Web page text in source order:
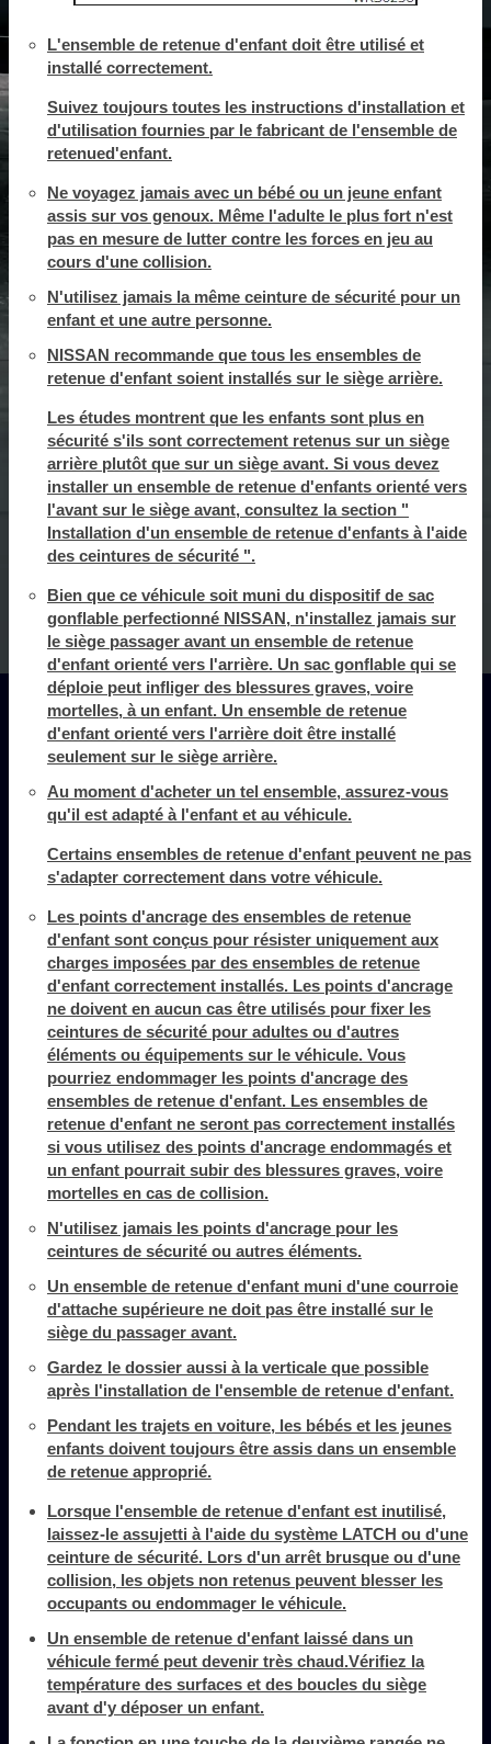
L'ensemble de retenue d'enfant doit être utilisé et
installé correctement.
Suivez toujours toutes les instructions d'installation et
d'utilisation fournies par le fabricant de l'ensemble de
retenued'enfant.
Ne voyagez jamais avec un bébé ou un jeune enfant
assis sur vos genoux. Même l'adulte le plus fort n'est
pas en mesure de lutter contre les forces en jeu au
cours d'une collision.
N'utilisez jamais la même ceinture de sécurité pour un
enfant et une autre personne.
NISSAN recommande que tous les ensembles de
retenue d'enfant soient installés sur le siège arrière.
Les études montrent que les enfants sont plus en
sécurité s'ils sont correctement retenus sur un siège
arrière plutôt que sur un siège avant. Si vous devez
installer un ensemble de retenue d'enfants orienté vers
l'avant sur le siège avant, consultez la section "
Installation d'un ensemble de retenue d'enfants à l'aide
des ceintures de sécurité ".
Bien que ce véhicule soit muni du dispositif de sac
gonflable perfectionné NISSAN, n'installez jamais sur
le siège passager avant un ensemble de retenue
d'enfant orienté vers l'arrière. Un sac gonflable qui se
déploie peut infliger des blessures graves, voire
mortelles, à un enfant. Un ensemble de retenue
d'enfant orienté vers l'arrière doit être installé
seulement sur le siège arrière.
Au moment d'acheter un tel ensemble, assurez-vous
qu'il est adapté à l'enfant et au véhicule.
Certains ensembles de retenue d'enfant peuvent ne pas
s'adapter correctement dans votre véhicule.
Les points d'ancrage des ensembles de retenue
d'enfant sont conçus pour résister uniquement aux
charges imposées par des ensembles de retenue
d'enfant correctement installés. Les points d'ancrage
ne doivent en aucun cas être utilisés pour fixer les
ceintures de sécurité pour adultes ou d'autres
éléments ou équipements sur le véhicule. Vous
pourriez endommager les points d'ancrage des
ensembles de retenue d'enfant. Les ensembles de
retenue d'enfant ne seront pas correctement installés
si vous utilisez des points d'ancrage endommagés et
un enfant pourrait subir des blessures graves, voire
mortelles en cas de collision.
N'utilisez jamais les points d'ancrage pour les
ceintures de sécurité ou autres éléments.
Un ensemble de retenue d'enfant muni d'une courroie
d'attache supérieure ne doit pas être installé sur le
siège du passager avant.
Gardez le dossier aussi à la verticale que possible
après l'installation de l'ensemble de retenue d'enfant.
Pendant les trajets en voiture, les bébés et les jeunes
enfants doivent toujours être assis dans un ensemble
de retenue approprié.
Lorsque l'ensemble de retenue d'enfant est inutilisé,
laissez-le assujetti à l'aide du système LATCH ou d'une
ceinture de sécurité. Lors d'un arrêt brusque ou d'une
collision, les objets non retenus peuvent blesser les
occupants ou endommager le véhicule.
Un ensemble de retenue d'enfant laissé dans un
véhicule fermé peut devenir très chaud.Vérifiez la
température des surfaces et des boucles du siège
avant d'y déposer un enfant.